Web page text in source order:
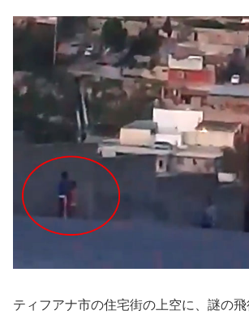
ティフアナ市の住宅街の上空に、謎の